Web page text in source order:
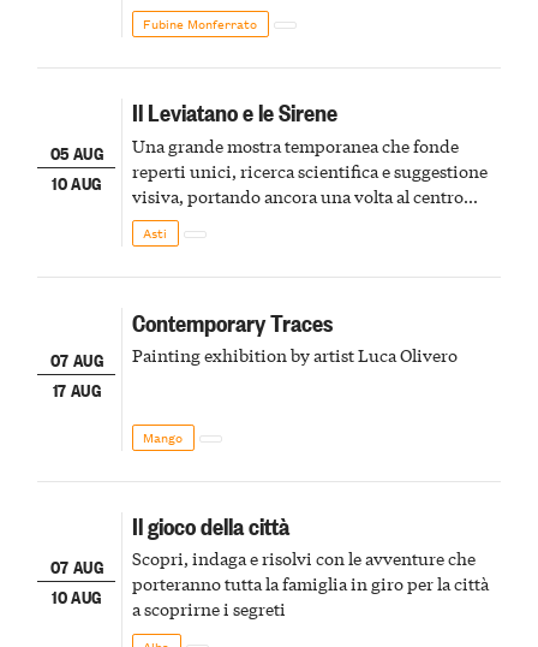
Fubine Monferrato
05 AUG
10 AUG
Il Leviatano e le Sirene
Una grande mostra temporanea che fonde
reperti unici, ricerca scientifica e suggestione
visiva, portando ancora una volta al centro
della scena le meraviglie del passato astigiano
Asti
07 AUG
17 AUG
Contemporary Traces
Painting exhibition by artist Luca Olivero
Mango
07 AUG
10 AUG
Il gioco della città
Scopri, indaga e risolvi con le avventure che
porteranno tutta la famiglia in giro per la città
a scoprirne i segreti